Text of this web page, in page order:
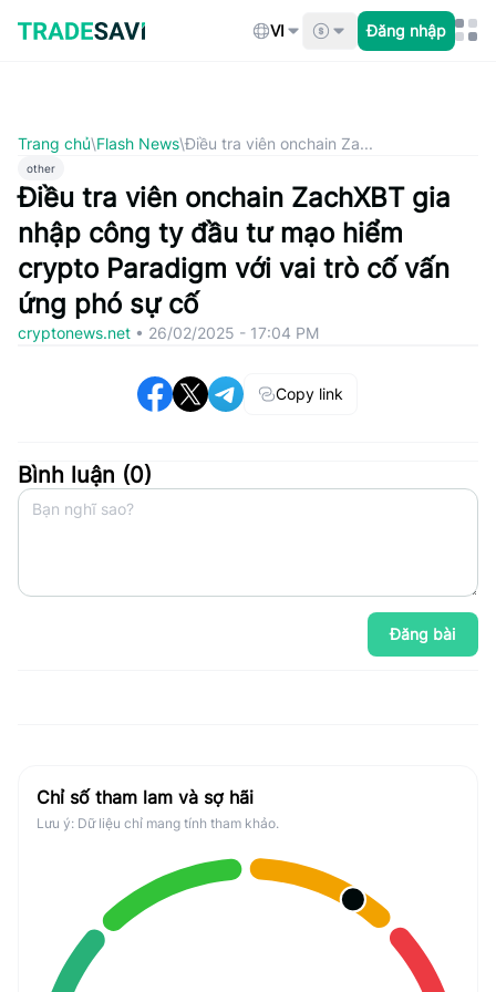
qua
nội
VI Đăng nhập
Trang chủ\Flash News\Điều tra viên onchain Za...
other
Điều tra viên onchain ZachXBT gia
nhập công ty đầu tư mạo hiểm
crypto Paradigm với vai trò cố vấn
ứng phó sự cố
cryptonews.net • 26/02/2025 - 17:04 PM
Copy link
Bình luận (0)
Đăng bài
Chỉ số tham lam và sợ hãi
Lưu ý: Dữ liệu chỉ mang tính tham khảo.